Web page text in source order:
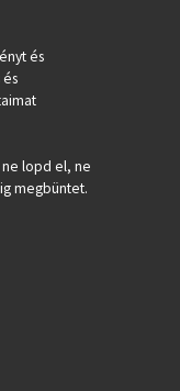
és
ne lopd el, ne
megbüntet.